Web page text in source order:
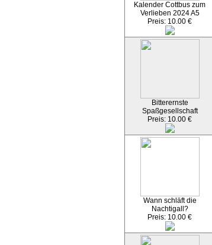
Kalender Cottbus zum
Verlieben 2024 A5
Preis: 10.00 €
Bitterernste
Spaßgesellschaft
Preis: 10.00 €
Wann schläft die
Nachtigall?
Preis: 10.00 €